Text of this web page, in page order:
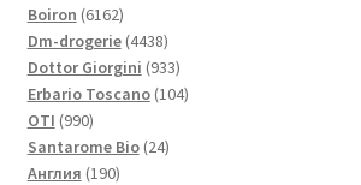
Boiron 61626162
товара
Dm-drogerie 44384438
товаров
Dottor Giorgini 933933
товара
Erbario Toscano 104104
OTI 990990
товаров
Santarome Bio 2424
Англия 190190